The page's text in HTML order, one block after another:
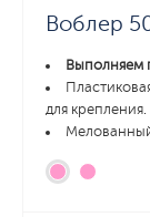
Воблер
Выполняем
для крепления.